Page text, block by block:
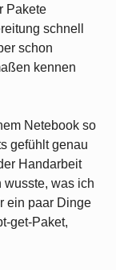
Pakete
schnell
schon
kennen
Netebook so
gefühlt genau
Handarbeit
wusste, was ich
ein paar Dinge
get-Paket,